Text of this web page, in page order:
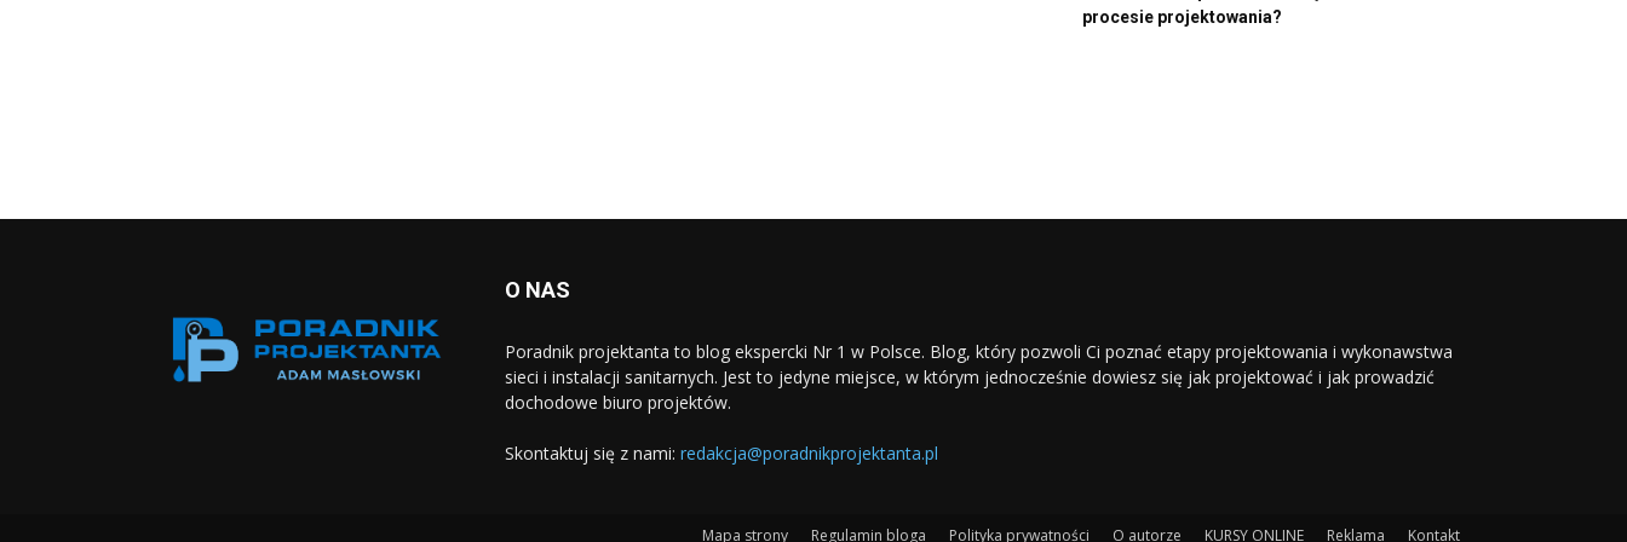
procesie projektowania?
O NAS
Poradnik projektanta to blog ekspercki Nr 1 w Polsce. Blog, który pozwoli Ci poznać etapy projektowania i wykonawstwa
sieci i instalacji sanitarnych. Jest to jedyne miejsce, w którym jednocześnie dowiesz się jak projektować i jak prowadzić
dochodowe biuro projektów.
Skontaktuj się z nami: redakcja@poradnikprojektanta.pl
Mapa strony Regulamin bloga Polityka prywatności O autorze KURSY ONLINE Reklama Kontakt